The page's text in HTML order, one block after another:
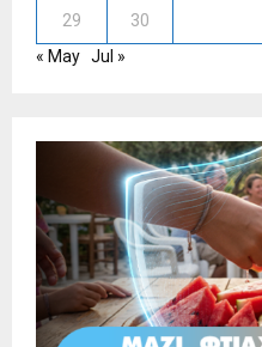
29
30
« May Jul »